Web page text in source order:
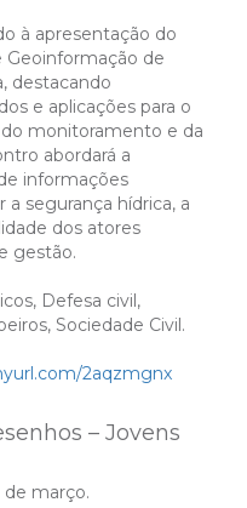
à apresentação do
de
destacando
e aplicações para o
monitoramento e da
abordará a
informações
a segurança hídrica, a
dos atores
gestão.
Defesa civil,
Sociedade Civil.
2aqzmgnx
– Jovens
de março.